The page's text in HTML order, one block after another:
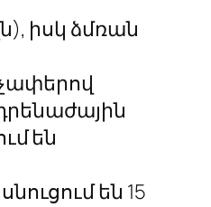
իսկ ձմռան
են
են 15